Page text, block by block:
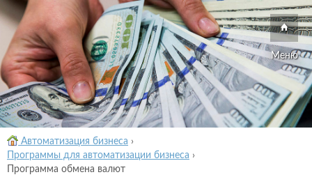
Меню
Автоматизация бизнеса ›
Программы для автоматизации бизнеса ›
Программа обмена валют